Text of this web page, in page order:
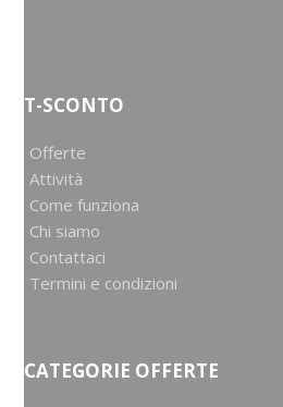
T-SCONTO
Offerte
Attività
Come funziona
Chi siamo
Contattaci
Termini e condizioni
CATEGORIE OFFERTE